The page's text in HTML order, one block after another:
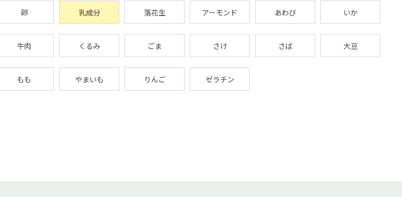
卵 乳成分 落花生 アーモンド あわび いか
牛肉 くるみ ごま さけ さば 大豆
もも やまいも りんご ゼラチン